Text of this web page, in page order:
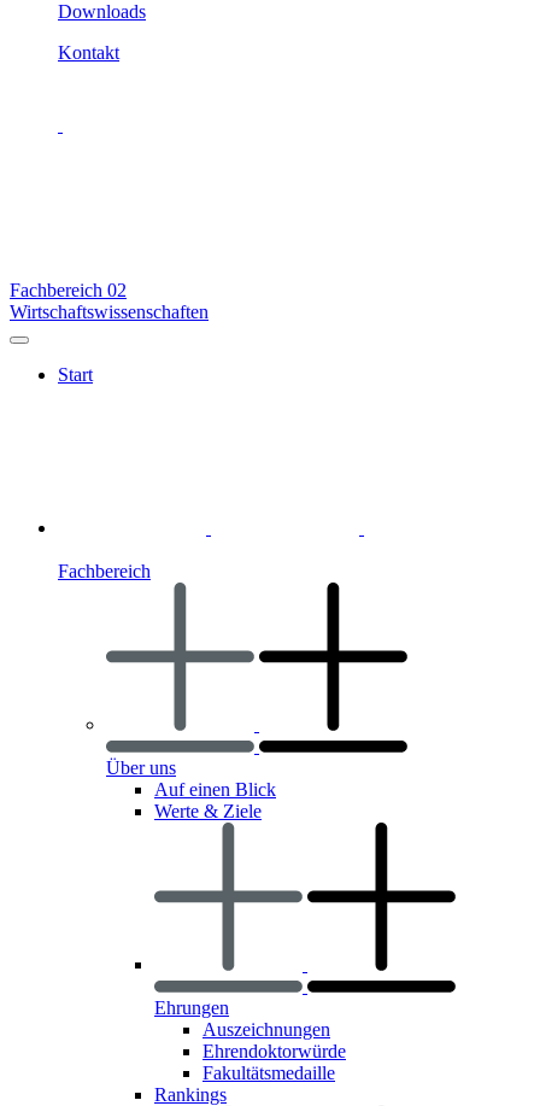
Downloads
Kontakt
Fachbereich 02
Wirtschaftswissenschaften
Start
Fachbereich
Über uns
Auf einen Blick
Werte & Ziele
Ehrungen
Auszeichnungen
Ehrendoktorwürde
Fakultätsmedaille
Rankings